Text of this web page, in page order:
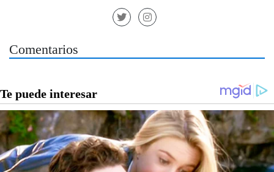
Comentarios